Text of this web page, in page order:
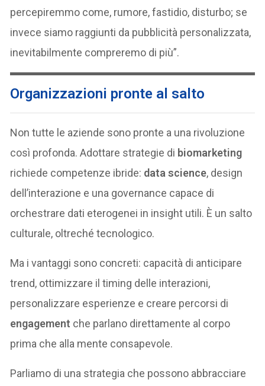
percepiremmo come, rumore, fastidio, disturbo; se
invece siamo raggiunti da pubblicità personalizzata,
inevitabilmente compreremo di più”.
Organizzazioni pronte al salto
Non tutte le aziende sono pronte a una rivoluzione
così profonda. Adottare strategie di biomarketing
richiede competenze ibride: data science, design
dell’interazione e una governance capace di
orchestrare dati eterogenei in insight utili. È un salto
culturale, oltreché tecnologico.
Ma i vantaggi sono concreti: capacità di anticipare
trend, ottimizzare il timing delle interazioni,
personalizzare esperienze e creare percorsi di
engagement che parlano direttamente al corpo
prima che alla mente consapevole.
Parliamo di una strategia che possono abbracciare